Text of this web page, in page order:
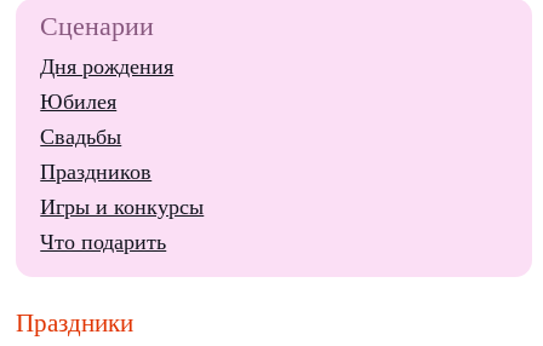
Сценарии
Дня рождения
Юбилея
Свадьбы
Праздников
Игры и конкурсы
Что подарить
Праздники